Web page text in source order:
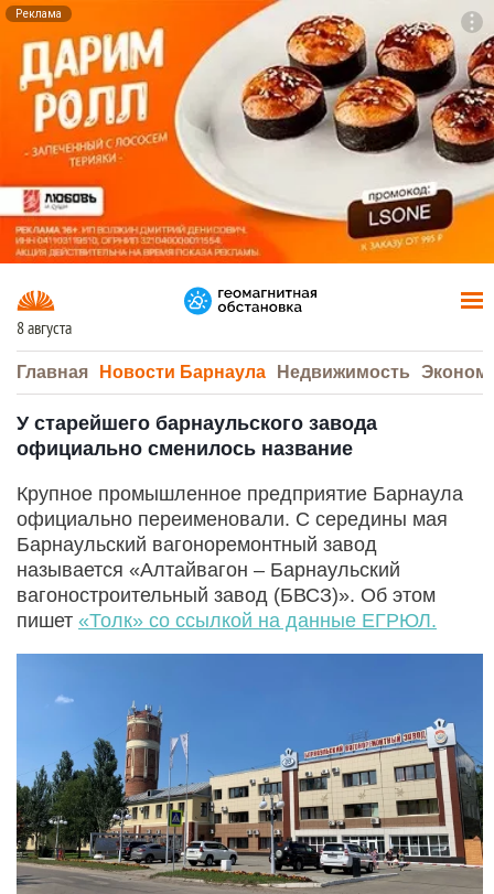
Реклама
8 августа
Главная Новости Барнаула Недвижимость
У старейшего барнаульского завода
официально сменилось название
Крупное промышленное предприятие Барнаула
официально переименовали. С середины мая
Барнаульский вагоноремонтный завод
называется «Алтайвагон – Барнаульский
вагоностроительный завод (БВСЗ)». Об этом
пишет «Толк» со ссылкой на данные ЕГРЮЛ.